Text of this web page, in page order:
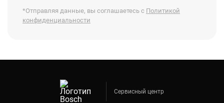
*Отправляя данные, вы соглашаетесь с Политикой
конфиденциальности
Сервисный центр